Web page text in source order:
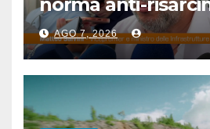
grazia profilo
AGO 7, 2026